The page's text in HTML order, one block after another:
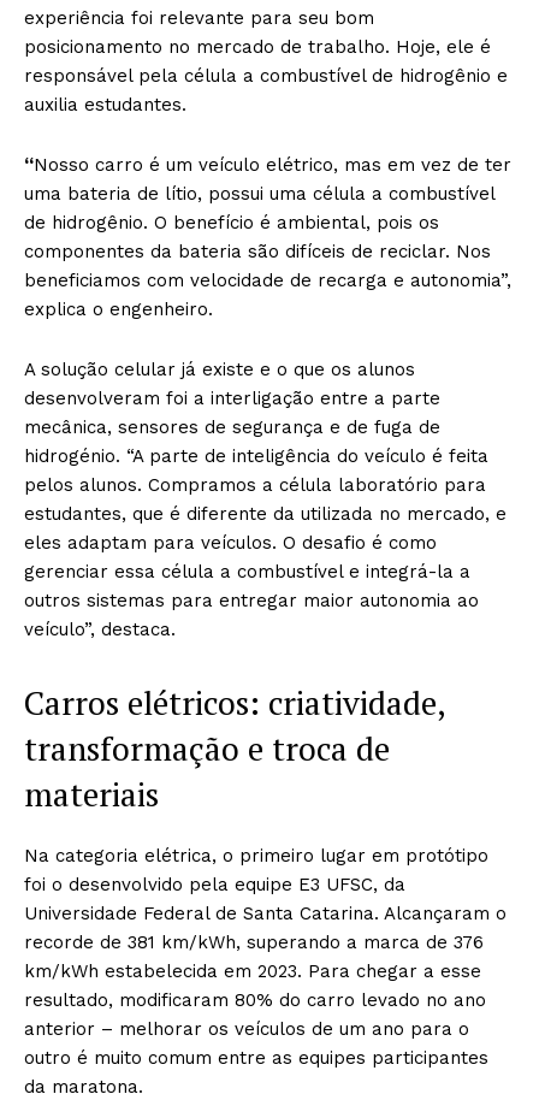
experiência foi relevante para seu bom
posicionamento no mercado de trabalho. Hoje, ele é
responsável pela célula a combustível de hidrogênio e
auxilia estudantes.
“Nosso carro é um veículo elétrico, mas em vez de ter
uma bateria de lítio, possui uma célula a combustível
de hidrogênio. O benefício é ambiental, pois os
componentes da bateria são difíceis de reciclar. Nos
beneficiamos com velocidade de recarga e autonomia”,
explica o engenheiro.
A solução celular já existe e o que os alunos
desenvolveram foi a interligação entre a parte
mecânica, sensores de segurança e de fuga de
hidrogénio. “A parte de inteligência do veículo é feita
pelos alunos. Compramos a célula laboratório para
estudantes, que é diferente da utilizada no mercado, e
eles adaptam para veículos. O desafio é como
gerenciar essa célula a combustível e integrá-la a
outros sistemas para entregar maior autonomia ao
veículo”, destaca.
Carros elétricos: criatividade,
transformação e troca de
materiais
Na categoria elétrica, o primeiro lugar em protótipo
foi o desenvolvido pela equipe E3 UFSC, da
Universidade Federal de Santa Catarina. Alcançaram o
recorde de 381 km/kWh, superando a marca de 376
km/kWh estabelecida em 2023. Para chegar a esse
resultado, modificaram 80% do carro levado no ano
anterior – melhorar os veículos de um ano para o
outro é muito comum entre as equipes participantes
da maratona.